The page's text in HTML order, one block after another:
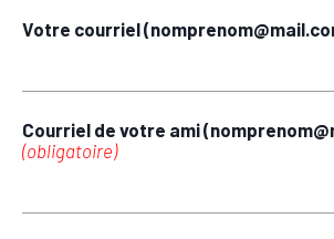
Votre courriel
Courriel de votre ami
(obligatoire)